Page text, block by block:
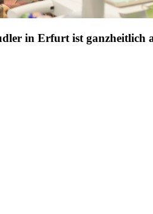
in Erfurt ist ganzheitlich